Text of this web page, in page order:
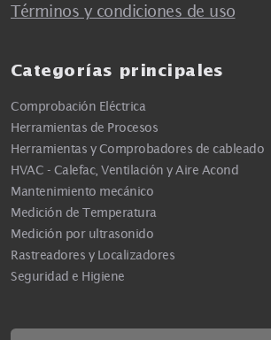
Términos y condiciones de uso
Categorías principales
Comprobación Eléctrica
Herramientas de Procesos
Herramientas y Comprobadores de cableado
HVAC - Calefac, Ventilación y Aire Acond
Mantenimiento mecánico
Medición de Temperatura
Medición por ultrasonido
Rastreadores y Localizadores
Seguridad e Higiene